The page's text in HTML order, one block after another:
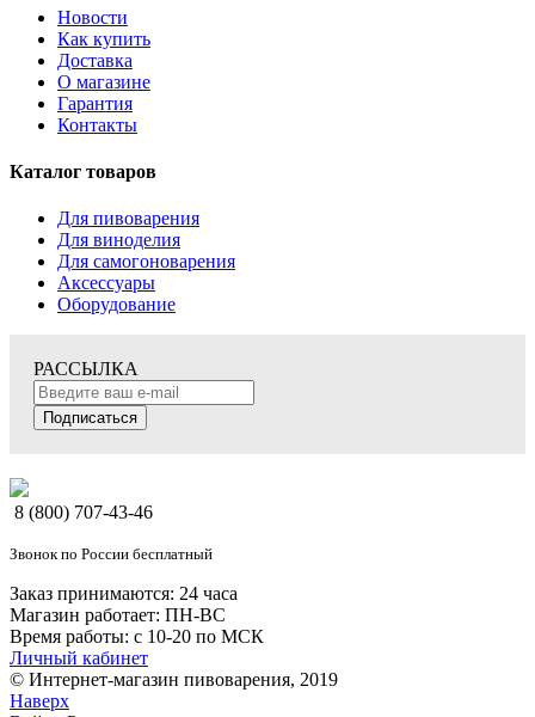
Новости
Как купить
Доставка
О магазине
Гарантия
Контакты
Каталог товаров
Для пивоварения
Для виноделия
Для самогоноварения
Аксессуары
Оборудование
РАССЫЛКА
Подписаться
8 (800) 707-43-46
Звонок по России бесплатный
Заказ принимаются: 24 часа
Магазин работает: ПН-ВС
Время работы: с 10-20 по МСК
Личный кабинет
© Интернет-магазин пивоварения, 2019
Наверх